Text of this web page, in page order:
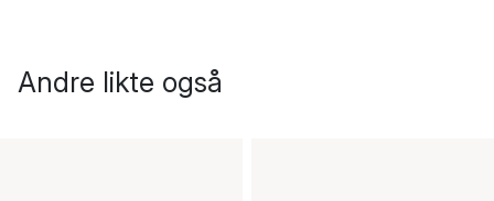
Andre likte også